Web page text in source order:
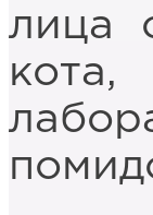
лица